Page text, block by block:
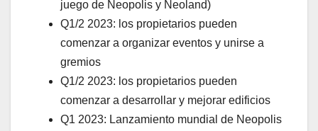
juego de Neopolis y Neoland)
Q1/2 2023: los propietarios pueden
comenzar a organizar eventos y unirse a
gremios
Q1/2 2023: los propietarios pueden
comenzar a desarrollar y mejorar edificios
Q1 2023: Lanzamiento mundial de Neopolis